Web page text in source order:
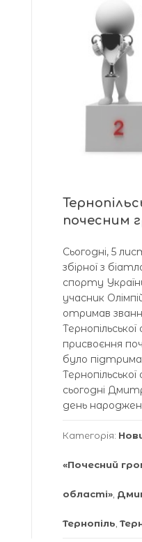
почесним
Сьогодні, 5
збірної з
спорту
учасник
отримав
присвоєння
було
сьогодні
день
Категорія:
«Почесний
області»
Тернопіль